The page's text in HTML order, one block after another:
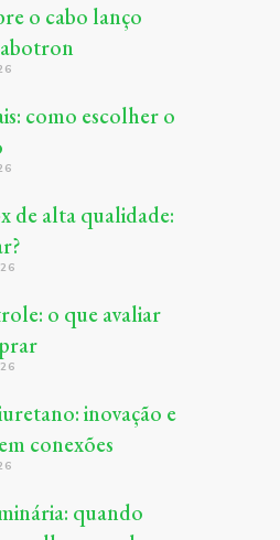
o cabo lanço
como escolher o
de alta qualidade:
o que avaliar
inovação e
conexões
quando